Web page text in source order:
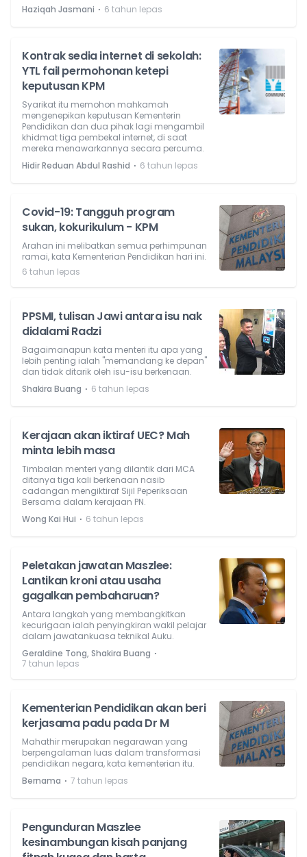
Haziqah Jasmani ⋅ 6 tahun lepas
Kontrak sedia internet di sekolah:
YTL fail permohonan ketepi
keputusan KPM
Syarikat itu memohon mahkamah
mengenepikan keputusan Kementerin
Pendidikan dan dua pihak lagi mengambil
khidmat tiga pembekal internet, di saat
mereka menawarkannya secara percuma.
Hidir Reduan Abdul Rashid ⋅ 6 tahun lepas
Covid-19: Tangguh program
sukan, kokurikulum - KPM
Arahan ini melibatkan semua perhimpunan
ramai, kata Kementerian Pendidikan hari ini.
6 tahun lepas
PPSMI, tulisan Jawi antara isu nak
didalami Radzi
Bagaimanapun kata menteri itu apa yang
lebih penting ialah "memandang ke depan"
dan tidak ditarik oleh isu-isu berkenaan.
Shakira Buang ⋅ 6 tahun lepas
Kerajaan akan iktiraf UEC? Mah
minta lebih masa
Timbalan menteri yang dilantik dari MCA
ditanya tiga kali berkenaan nasib
cadangan mengiktiraf Sijil Peperiksaan
Bersama dalam kerajaan PN.
Wong Kai Hui ⋅ 6 tahun lepas
Peletakan jawatan Maszlee:
Lantikan kroni atau usaha
gagalkan pembaharuan?
Antara langkah yang membangkitkan
kecurigaan ialah penyingkiran wakil pelajar
dalam jawatankuasa teknikal Auku.
Geraldine Tong, Shakira Buang ⋅
7 tahun lepas
Kementerian Pendidikan akan beri
kerjasama padu pada Dr M
Mahathir merupakan negarawan yang
berpengalaman luas dalam transformasi
pendidikan negara, kata kementerian itu.
Bernama ⋅ 7 tahun lepas
Pengunduran Maszlee
kesinambungan kisah panjang